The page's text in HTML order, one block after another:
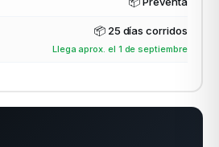
📦 25 días corridos
Llega aprox. el 1 de septiembre